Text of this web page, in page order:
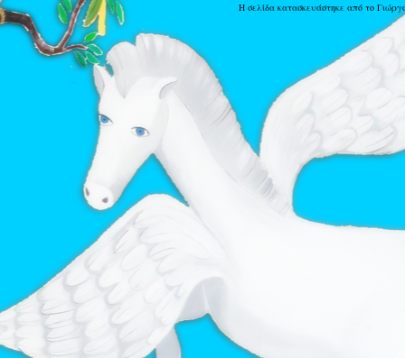
Η σελίδα κατασκευάστηκε από το